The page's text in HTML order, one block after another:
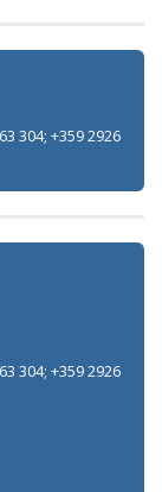
304; +359 2926
304; +359 2926